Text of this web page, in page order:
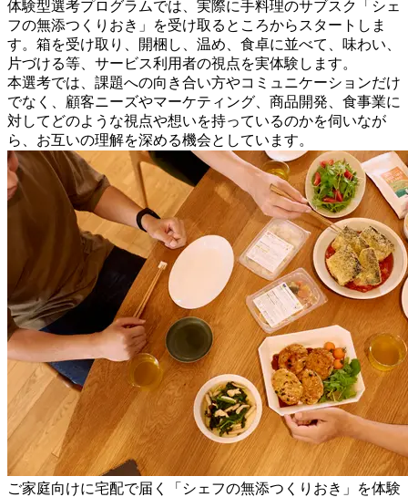
体験型選考プログラムでは、実際に手料理のサブスク「シェ
フの無添つくりおき」を受け取るところからスタートしま
す。箱を受け取り、開梱し、温め、食卓に並べて、味わい、
片づける等、サービス利用者の視点を実体験します。
本選考では、課題への向き合い方やコミュニケーションだけ
でなく、顧客ニーズやマーケティング、商品開発、食事業に
対してどのような視点や想いを持っているのかを伺いなが
ら、お互いの理解を深める機会としています。
ご家庭向けに宅配で届く「シェフの無添つくりおき」を体験